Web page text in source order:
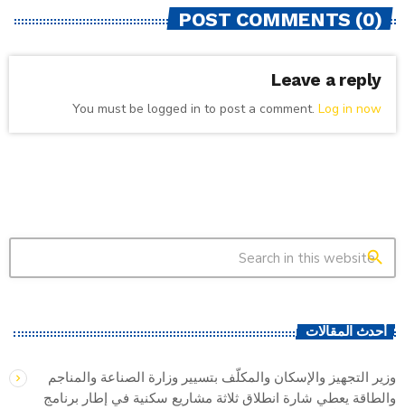
POST COMMENTS (0)
Leave a reply
You must be logged in to post a comment. Log in now
search
أحدث المقالات
وزير التجهيز والإسكان والمكلّف بتسيير وزارة الصناعة والمناجم
والطاقة يعطي شارة انطلاق ثلاثة مشاريع سكنية في إطار برنامج